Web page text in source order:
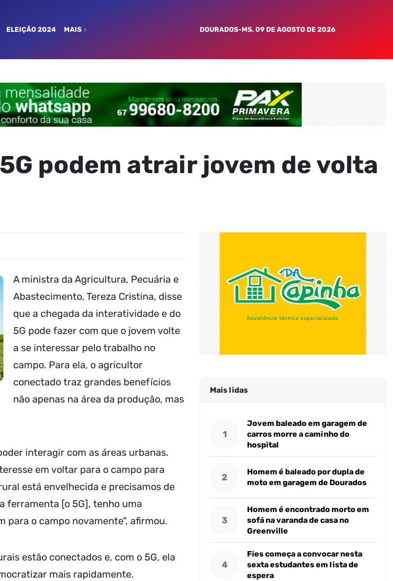
ELEIÇÃO 2024 MAIS DOURADOS-MS, 09 DE AGOSTO DE 2026
podem atrair jovem de volta
A ministra da Agricultura, Pecuária e
Abastecimento, Tereza Cristina, disse
que a chegada da interatividade e do
5G pode fazer com que o jovem volte
a se interessar pelo trabalho no
campo. Para ela, o agricultor
conectado traz grandes benefícios
não apenas na área da produção, mas
interagir com as áreas urbanas.
em voltar para o campo para
está envelhecida e precisamos de
ferramenta [o 5G], tenho uma
para o campo novamente", afirmou.
estão conectados e, com o 5G, ela
mais rapidamente.
Mais lidas
1
Jovem baleado em garagem de
carros morre a caminho do
hospital
2
Homem é baleado por dupla de
moto em garagem de Dourados
3
Homem é encontrado morto em
sofá na varanda de casa no
Greenville
4
Fies começa a convocar nesta
sexta estudantes em lista de
espera